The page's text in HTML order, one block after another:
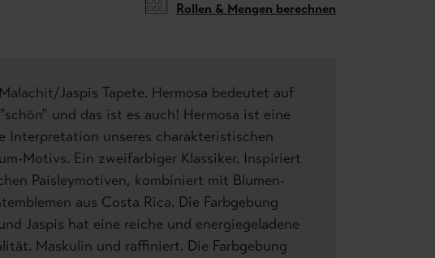
Rollen & Mengen berechnen
Jaspis Tapete. Hermosa bedeutet auf
und das ist es auch! Hermosa ist eine
Interpretation unseres charakteristischen
Motivs. Ein zweifarbiger Klassiker. Inspiriert
Paisleymotiven, kombiniert mit Blumen-
aus Costa Rica. Die Farbgebung
Jaspis hat eine reiche und energiegeladene
Maskulin und raffiniert. Die Farbgebung